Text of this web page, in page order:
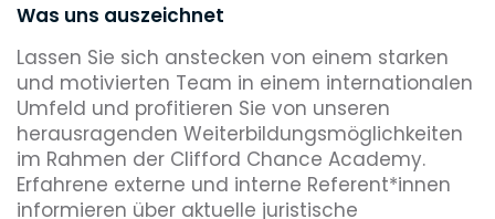
Was uns auszeichnet
Lassen Sie sich anstecken von einem starken
und motivierten Team in einem internationalen
Umfeld und profitieren Sie von unseren
herausragenden Weiterbildungsmöglichkeiten
im Rahmen der Clifford Chance Academy.
Erfahrene externe und interne Referent*innen
informieren über aktuelle juristische